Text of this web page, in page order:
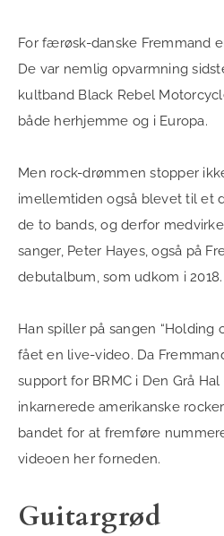
For færøsk-danske Fremmand
De var nemlig opvarmning
kultband Black Rebel
både herhjemme og i Europa.
Men rock-drømmen stopper
imellemtiden også blevet til et
de to bands, og derfor
sanger, Peter Hayes, også på
debutalbum, som udkom i 2018.
Han spiller på sangen “Holding
fået en live-video. Da
support for BRMC i Den Grå
inkarnerede amerikanske
bandet for at fremføre
videoen her forneden.
Guitargrød